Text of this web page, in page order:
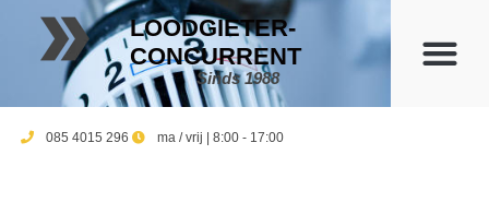
LOODGIETER-
CONCURRENT
Sinds 1988
085 4015 296 ma / vrij | 8:00 - 17:00